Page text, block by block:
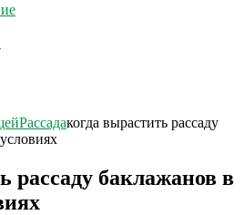
Рассадакогда вырастить рассаду
рассаду баклажанов в